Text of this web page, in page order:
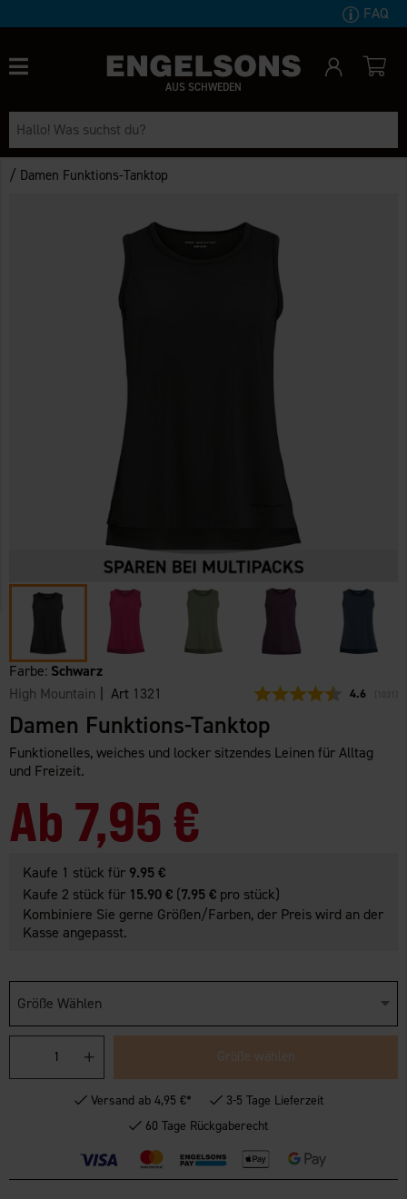
FAQ
AUS SCHWEDEN
/ Damen Funktions-Tanktop
Farbe: Schwarz
High Mountain | Art 1321 4.6 1031
Damen Funktions-Tanktop
Funktionelles, weiches und locker sitzendes Leinen für Alltag
und Freizeit.
Ab 7,95 €
Kaufe 1 stück für 9.95 €
Kaufe 2 stück für 15.90 € (7.95 € pro stück)
Kombiniere Sie gerne Größen/Farben, der Preis wird an der
Kasse angepasst.
Größe Wählen
Größe wählen
Versand ab 4,95 €*
3-5 Tage Lieferzeit
60 Tage Rückgaberecht